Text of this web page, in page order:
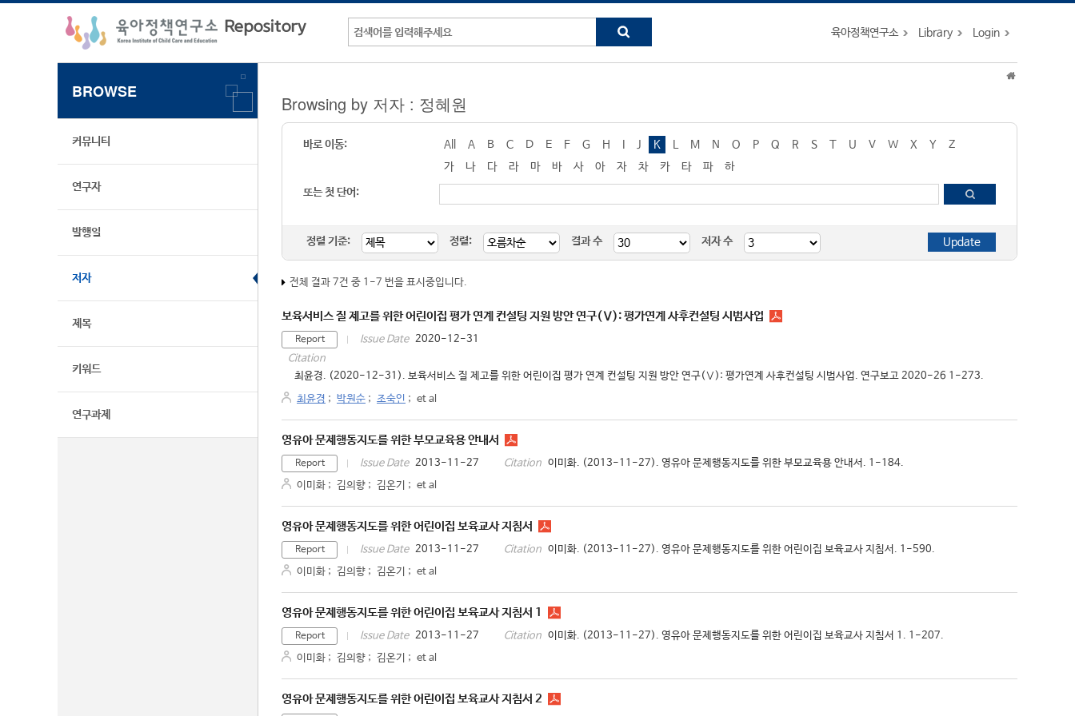
육아정책연구소 Library Login
BROWSE
커뮤니티
연구자
발행일
저자
제목
키워드
연구과제
Browsing by 저자 : 정혜원
바로 이동: All A B C D E F G H J K M N O P Q R S T U V W X Y
Z
가
나 다 라 마 바 사 아 자 차 카 타 파
하
또는 첫 단어:
정렬 기준: 정렬: 결과 수 저자 수
전체 결과 7건 중 1-7 번을 표시중입니다.
보육서비스 질 제고를 위한 어린이집 평가 연계 컨설팅 지원 방안 연구(Ⅴ): 평가연계 사후컨설팅 시범사업
Report Issue Date 2020-12-31
Citation
최윤경. (2020-12-31). 보육서비스 질 제고를 위한 어린이집 평가 연계 컨설팅 지원 방안 연구(Ⅴ): 평가연계 사후컨설팅 시범사업. 연구보고 2020-26 1-273.
최윤경 ; 박원순 ; 조숙인 ; et al
영유아 문제행동지도를 위한 부모교육용 안내서
Report Issue Date 2013-11-27 Citation 이미화. (2013-11-27). 영유아 문제행동지도를 위한 부모교육용 안내서. 1-184.
이미화 ; 김의향 ; 김온기 ; et al
영유아 문제행동지도를 위한 어린이집 보육교사 지침서
Report Issue Date 2013-11-27 Citation 이미화. (2013-11-27). 영유아 문제행동지도를 위한 어린이집 보육교사 지침서. 1-590.
이미화 ; 김의향 ; 김온기 ; et al
영유아 문제행동지도를 위한 어린이집 보육교사 지침서 1
Report Issue Date 2013-11-27 Citation 이미화. (2013-11-27). 영유아 문제행동지도를 위한 어린이집 보육교사 지침서 1. 1-207.
이미화 ; 김의향 ; 김온기 ; et al
영유아 문제행동지도를 위한 어린이집 보육교사 지침서 2